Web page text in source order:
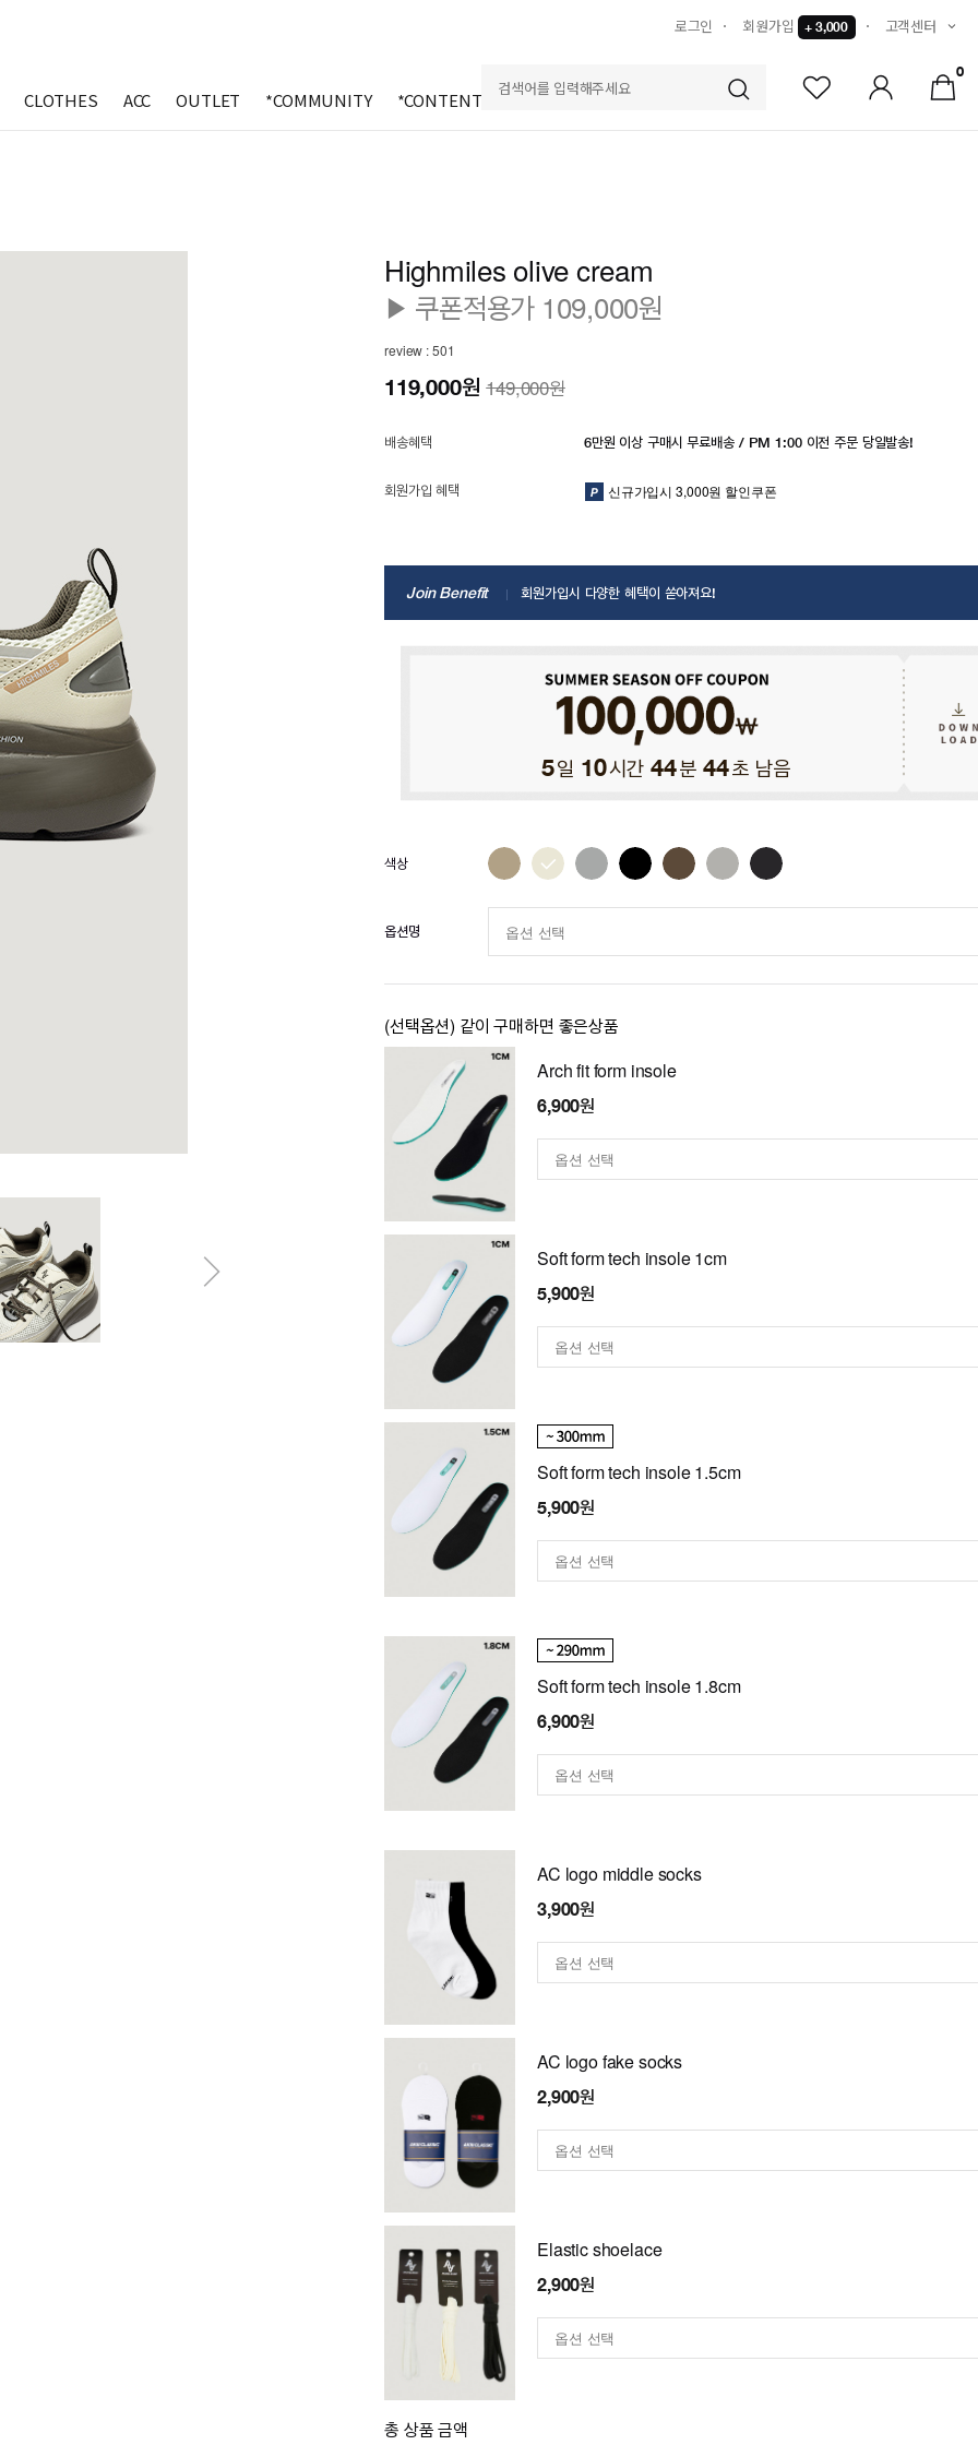
로그인 회원가입 + 3,000 고객센터
CLOTHES ACC OUTLET *COMMUNITY *CONTENTS
0
Highmiles olive cream
▶ 쿠폰적용가 109,000원
review : 501
119,000원149,000원
배송혜택 6만원 이상 구매시 무료배송 / PM 1:00 이전 주문 당일발송!
회원가입 혜택 신규가입시 3,000원 할인쿠폰
Join Benefit 회원가입시 다양한 혜택이 쏟아져요!
5일 10시간 44분 42초 남음
옵션명
(선택옵션) 같이 구매하면 좋은상품
Arch fit form insole
6,900원
Soft form tech insole 1cm
5,900원
Soft form tech insole 1.5cm
5,900원
Soft form tech insole 1.8cm
6,900원
AC logo middle socks
3,900원
AC logo fake socks
2,900원
Elastic shoelace
2,900원
총 상품 금액